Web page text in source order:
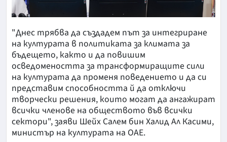
"Днес трябва да създадем път за интегриране
на културата в политиката за климата за
бъдещето, както и да повишим
осведомеността за трансформиращите сили
на културата да променя поведението и да си
представим способността й да отключи
творчески решения, които могат да ангажират
всички членове на обществото във всички
сектори", заяви Шейх Салем бин Халид Ал Касими,
министър на културата на ОАЕ.